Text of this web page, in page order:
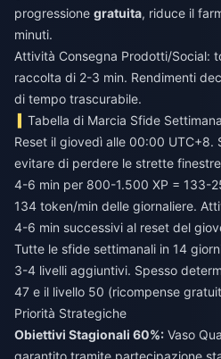
progressione gratuita, riduce il
minuti.
Attività Consegna Prodotti/Social:
raccolta di 2-3 min. Rendimenti
di tempo trascurabile.
Tabella di Marcia Sfide
Reset il giovedì alle 00:00 UTC+8.
evitare di perdere le strette
4-6 min per 800-1.500 XP = 133-
134 token/min delle giornaliere.
4-6 min successivi al reset del
Tutte le sfide settimanali in 14
3-4 livelli aggiuntivi. Spesso
47 e il livello 50 (ricompense
Priorità Strategiche
Obiettivi Stagionali 60%: Vaso
garantito tramite partecipazione